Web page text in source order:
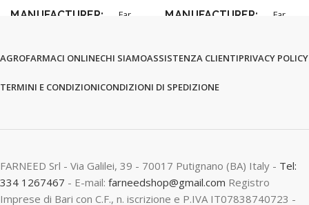
MANUFACTURER Far MANUFACTURER Far
AGROFARMACI ONLINECHI SIAMOASSISTENZA CLIENTIPRIVACY POLICY
TERMINI E CONDIZIONICONDIZIONI DI SPEDIZIONE
FARNEED Srl - Via Galilei, 39 - 70017 Putignano (BA) Italy - Tel:
334 1267467 - E-mail: farneedshop@gmail.com Registro
Imprese di Bari con C.F., n. iscrizione e P.IVA IT07838740723 -